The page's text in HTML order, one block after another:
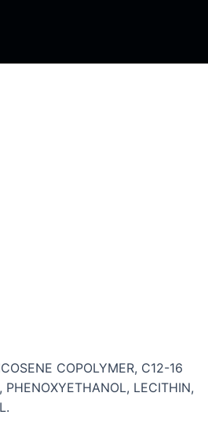
COPOLYMER, C12-16
PHENOXYETHANOL, LECITHIN,